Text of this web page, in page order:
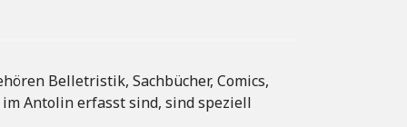
Belletristik, Sachbücher, Comics,
Antolin erfasst sind, sind speziell